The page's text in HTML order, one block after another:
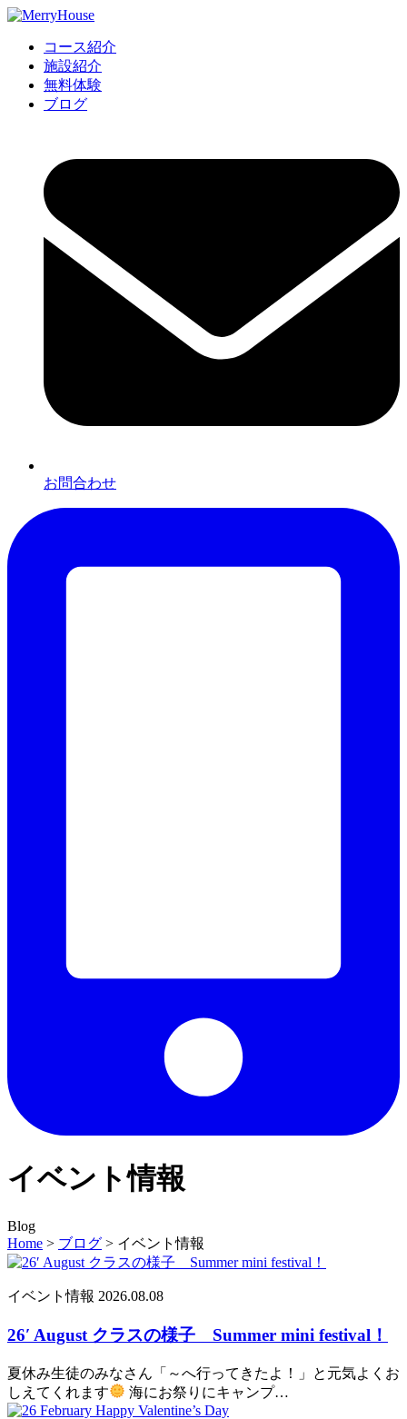
コース紹介
施設紹介
無料体験
ブログ
お問合わせ
イベント情報
Blog
Home > ブログ > イベント情報
イベント情報 2026.08.08
26′ August クラスの様子 Summer mini festival！
夏休み生徒のみなさん「～へ行ってきたよ！」と元気よくお
しえてくれます
海にお祭りにキャンプ…